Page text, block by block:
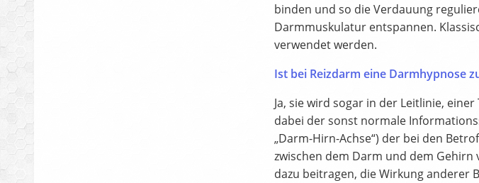
binden und so die Verdauung
Darmmuskulatur entspannen.
verwendet werden.
Ist bei Reizdarm eine Darmhypnose
Ja, sie wird sogar in der Leitlinie,
dabei der sonst normale
„Darm-Hirn-Achse“) der bei den
zwischen dem Darm und dem
dazu beitragen, die Wirkung anderer